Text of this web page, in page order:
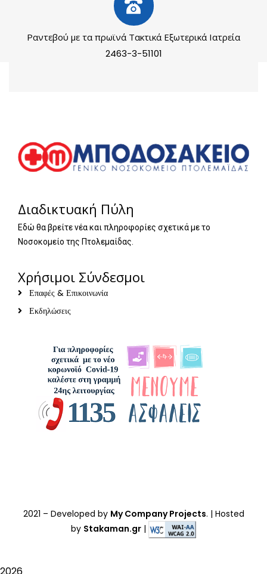
Ραντεβού με τα πρωϊνά Τακτικά Εξωτερικά Ιατρεία
2463-3-51101
Διαδικτυακή Πύλη
Εδώ θα βρείτε νέα και πληροφορίες σχετικά με το
Νοσοκομείο της Πτολεμαίδας.
Χρήσιμοι Σύνδεσμοι
Επαφές & Επικοινωνία
Εκδηλώσεις
2021 – Developed by My Company Projects. | Hosted
by Stakaman.gr |
2026